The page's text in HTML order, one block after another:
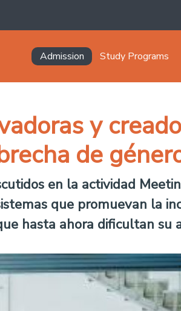
Navegación principal
Admission Study Programs
y
de
en la actividad
que promuevan la
hasta ahora dificultan su